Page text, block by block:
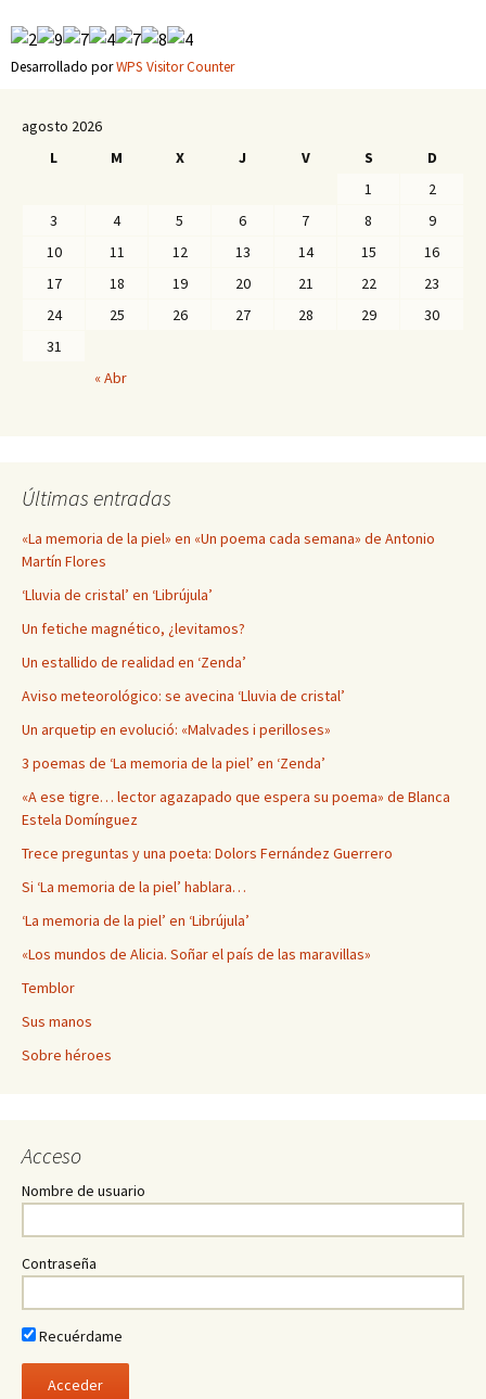
Desarrollado porWPS Visitor Counter
agosto 2026
L
M X J V S
D
1
2
3
4 5 6 7 8
9
10
11 12 13 14 15
16
17
18 19 20 21 22
23
24
25 26 27 28 29
30
31
« Abr
Últimas entradas
«La memoria de la piel» en «Un poema cada semana» de Antonio
Martín Flores
‘Lluvia de cristal’ en ‘Librújula’
Un fetiche magnético, ¿levitamos?
Un estallido de realidad en ‘Zenda’
Aviso meteorológico: se avecina ‘Lluvia de cristal’
Un arquetip en evolució: «Malvades i perilloses»
3 poemas de ‘La memoria de la piel’ en ‘Zenda’
«A ese tigre… lector agazapado que espera su poema» de Blanca
Estela Domínguez
Trece preguntas y una poeta: Dolors Fernández Guerrero
Si ‘La memoria de la piel’ hablara…
‘La memoria de la piel’ en ‘Librújula’
«Los mundos de Alicia. Soñar el país de las maravillas»
Temblor
Sus manos
Sobre héroes
Acceso
Nombre de usuario
Contraseña
Recuérdame